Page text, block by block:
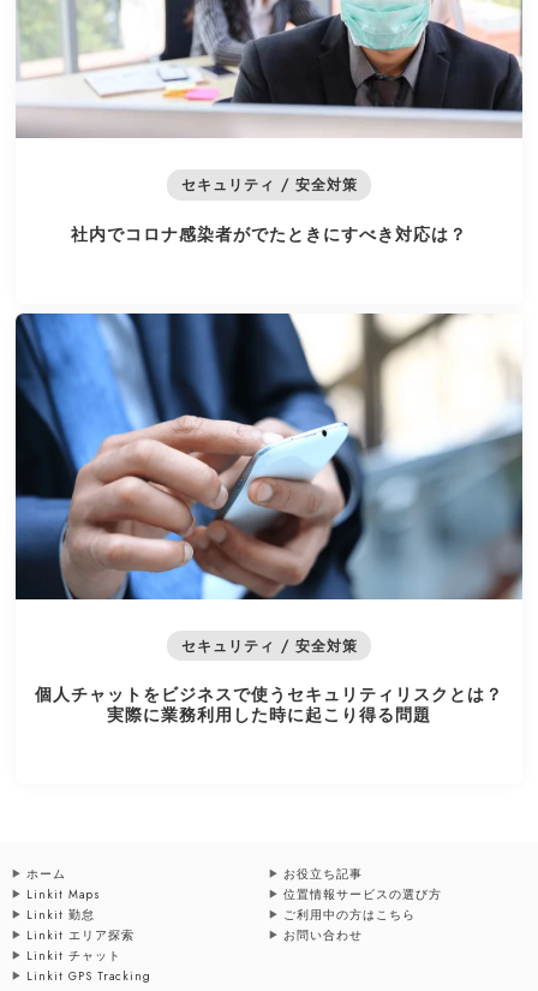
セキュリティ / 安全対策
社内でコロナ感染者がでたときにすべき対応は？
セキュリティ / 安全対策
個人チャットをビジネスで使うセキュリティリスクとは？
実際に業務利用した時に起こり得る問題
ホーム
Linkit Maps
Linkit 勤怠
Linkit エリア探索
Linkit チャット
Linkit GPS Tracking
お役立ち記事
位置情報サービスの選び方
ご利用中の方はこちら
お問い合わせ